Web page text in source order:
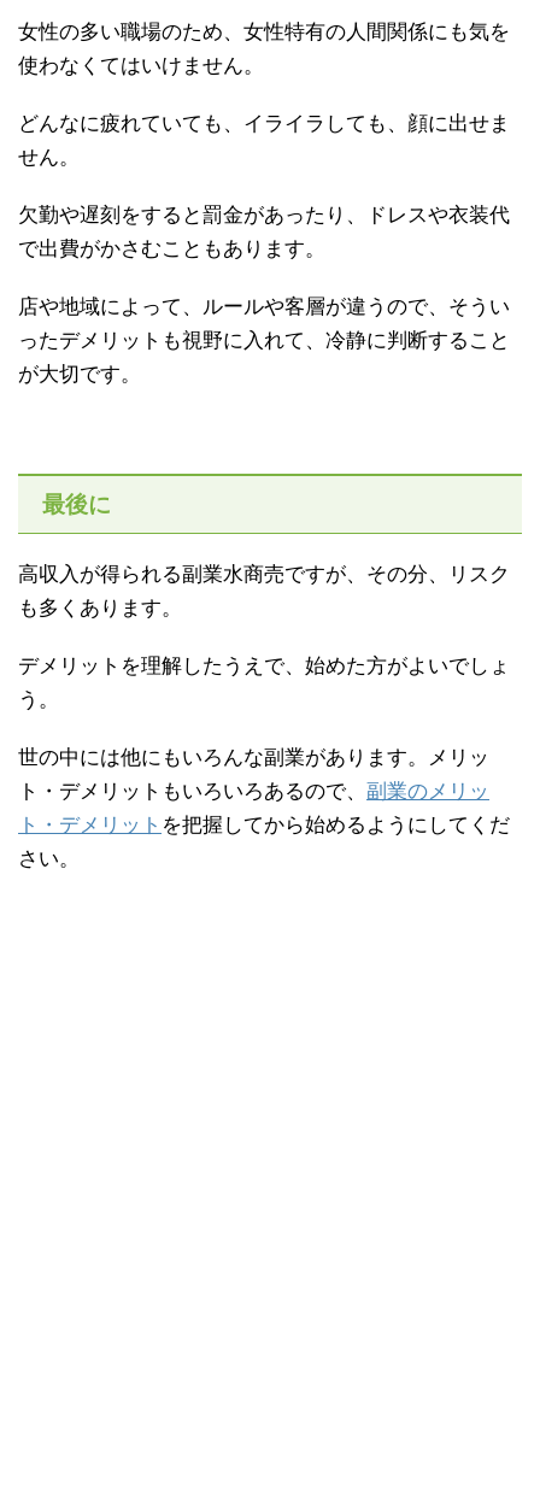
女性の多い職場のため、女性特有の人間関係にも気を
使わなくてはいけません。
どんなに疲れていても、イライラしても、顔に出せま
せん。
欠勤や遅刻をすると罰金があったり、ドレスや衣装代
で出費がかさむこともあります。
店や地域によって、ルールや客層が違うので、そうい
ったデメリットも視野に入れて、冷静に判断すること
が大切です。
最後に
高収入が得られる副業水商売ですが、その分、リスク
も多くあります。
デメリットを理解したうえで、始めた方がよいでしょ
う。
世の中には他にもいろんな副業があります。メリッ
ト・デメリットもいろいろあるので、 副業のメリッ
ト・デメリット を把握してから始めるようにしてくだ
さい。